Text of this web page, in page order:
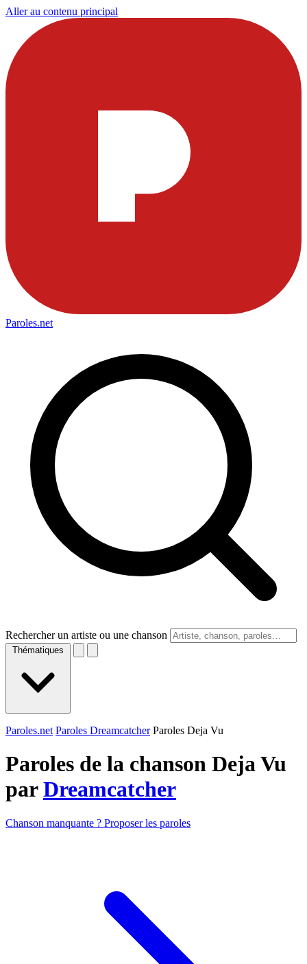
Aller au contenu principal
Paroles.net
Rechercher un artiste ou une chanson
Thématiques
Paroles.net Paroles Dreamcatcher Paroles Deja Vu
Paroles de la chanson Deja Vu
parDreamcatcher
Chanson manquante ? Proposer les paroles